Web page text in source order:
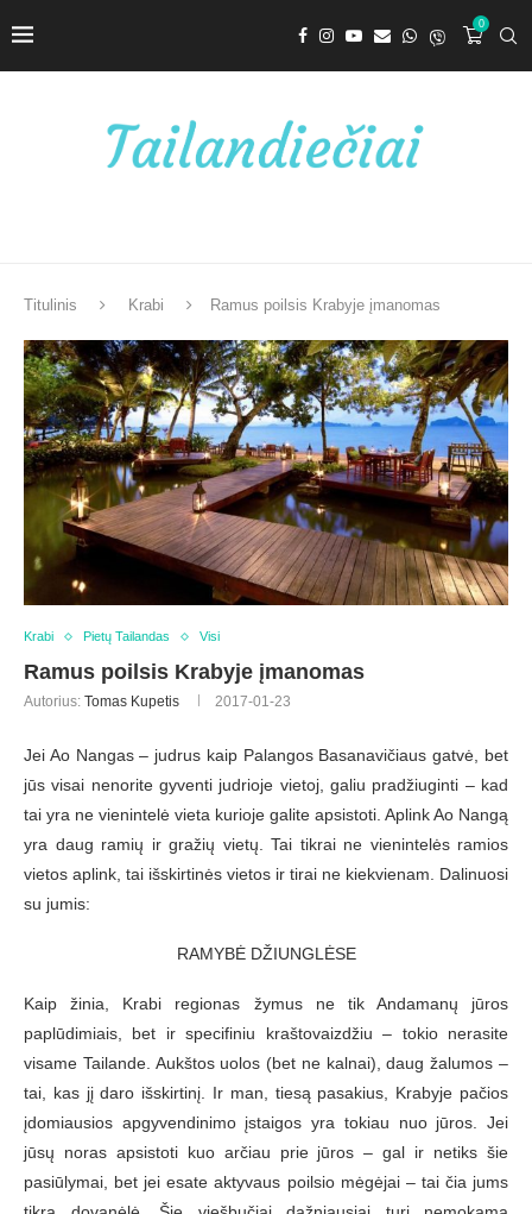
0
Titulinis Krabi Ramus poilsis Krabyje įmanomas
Krabi Pietų Tailandas Visi
Ramus poilsis Krabyje įmanomas
Autorius: Tomas Kupetis 2017-01-23
Jei Ao Nangas – judrus kaip Palangos Basanavičiaus gatvė, bet
jūs visai nenorite gyventi judrioje vietoj, galiu pradžiuginti – kad
tai yra ne vienintelė vieta kurioje galite apsistoti. Aplink Ao Nangą
yra daug ramių ir gražių vietų. Tai tikrai ne vienintelės ramios
vietos aplink, tai išskirtinės vietos ir tirai ne kiekvienam. Dalinuosi
su jumis:
RAMYBĖ DŽIUNGLĖSE
Kaip žinia, Krabi regionas žymus ne tik Andamanų jūros
paplūdimiais, bet ir specifiniu kraštovaizdžiu – tokio nerasite
visame Tailande. Aukštos uolos (bet ne kalnai), daug žalumos –
tai, kas jį daro išskirtinį. Ir man, tiesą pasakius, Krabyje pačios
įdomiausios apgyvendinimo įstaigos yra tokiau nuo jūros. Jei
jūsų noras apsistoti kuo arčiau prie jūros – gal ir netiks šie
pasiūlymai, bet jei esate aktyvaus poilsio mėgėjai – tai čia jums